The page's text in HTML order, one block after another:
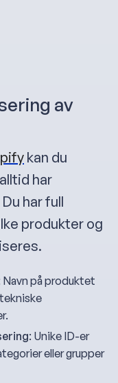
av
kan du
har
har full
produkter og
Navn på produktet
: Unike ID-er
eller grupper